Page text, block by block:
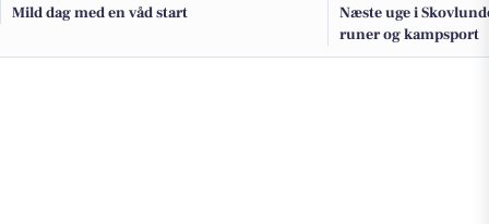
Mild dag med en våd start
Næste uge i
runer og kampsport